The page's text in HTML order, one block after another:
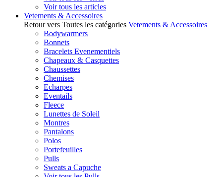
Voir tous les articles
Vetements & Accessoires
Retour vers Toutes les catégories Vetements & Accessoires
Bodywarmers
Bonnets
Bracelets Evenementiels
Chapeaux & Casquettes
Chaussettes
Chemises
Echarpes
Eventails
Fleece
Lunettes de Soleil
Montres
Pantalons
Polos
Portefeuilles
Pulls
Sweats a Capuche